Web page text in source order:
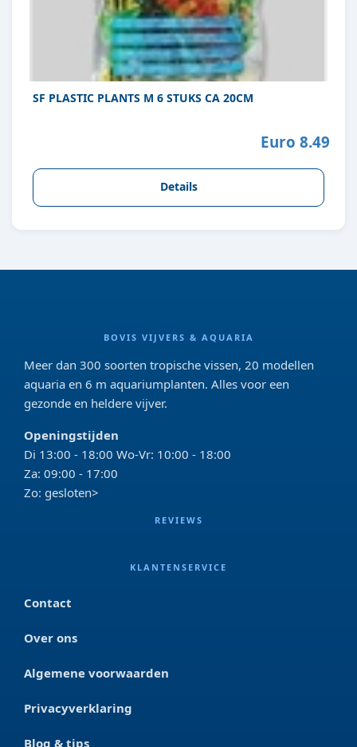
SF PLASTIC PLANTS M 6 STUKS CA 20CM
Euro 8.49
Details
BOVIS VIJVERS & AQUARIA
Meer dan 300 soorten tropische vissen, 20 modellen
aquaria en 6 m aquariumplanten. Alles voor een
gezonde en heldere vijver.
Openingstijden
Di 13:00 - 18:00 Wo-Vr: 10:00 - 18:00
Za: 09:00 - 17:00
Zo: gesloten>
REVIEWS
KLANTENSERVICE
Contact
Over ons
Algemene voorwaarden
Privacyverklaring
Blog & tips